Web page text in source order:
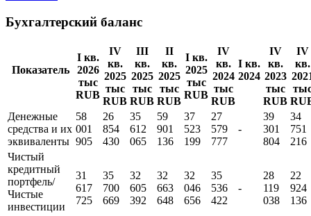
Бухгалтерский баланс
Показатель
I кв.
2026
тыс
RUB
IV
кв.
2025
тыс
RUB
III
кв.
2025
тыс
RUB
II
кв.
2025
тыс
RUB
I кв.
2025
тыс
RUB
IV
кв.
2024
тыс
RUB
I кв.
2024
IV
кв.
2023
тыс
RUB
IV
кв.
Денежные
средства и их
эквиваленты
58
001
905
26
854
430
35
612
065
59
901
136
37
523
199
27
579
777
-
39
301
804
34
751
216
Чистый
кредитный
портфель/
Чистые
инвестиции
31
617
725
35
700
669
32
605
392
32
663
648
32
046
656
35
536
422
-
28
119
038
22
924
136